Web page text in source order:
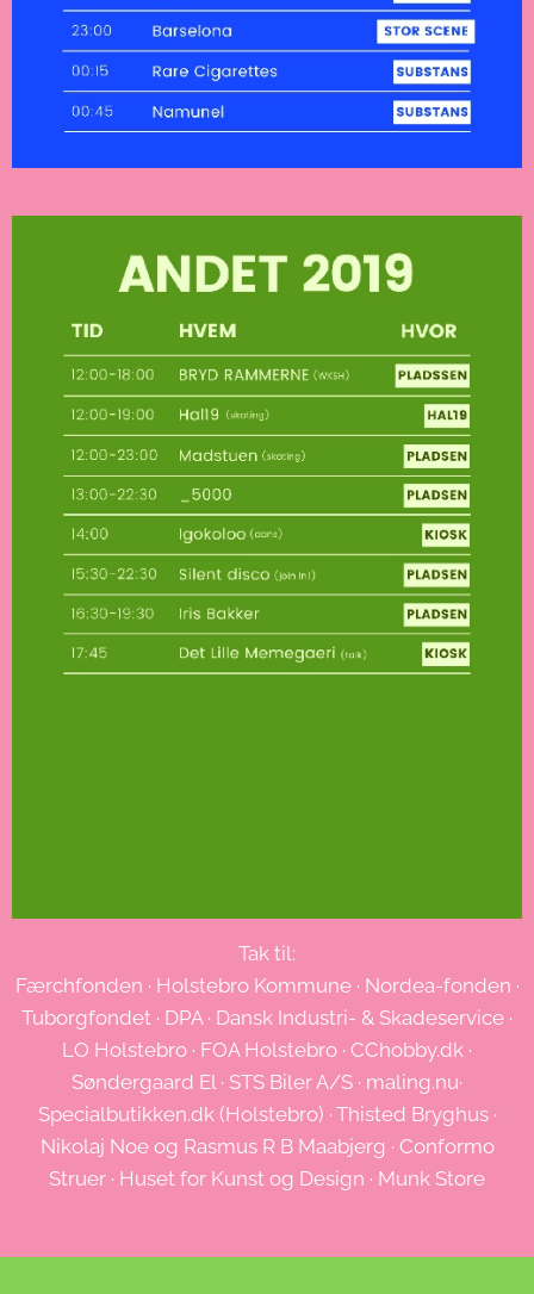
Tak til:
Færchfonden · Holstebro Kommune · Nordea-fonden ·
Tuborgfondet · DPA · Dansk Industri- & Skadeservice ·
LO Holstebro · FOA Holstebro · CChobby.dk ·
Søndergaard El · STS Biler A/S · maling.nu·
Specialbutikken.dk (Holstebro) · Thisted Bryghus ·
Nikolaj Noe og Rasmus R B Maabjerg · Conformo
Struer · Huset for Kunst og Design · Munk Store